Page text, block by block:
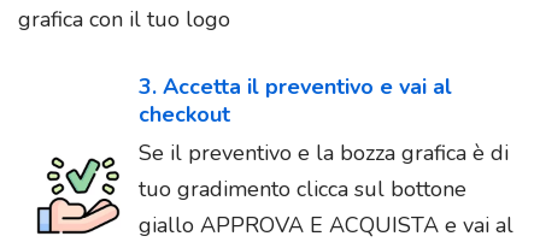
grafica con il tuo logo
3. Accetta il preventivo e vai al
checkout
Se il preventivo e la bozza grafica è di
tuo gradimento clicca sul bottone
giallo APPROVA E ACQUISTA e vai al